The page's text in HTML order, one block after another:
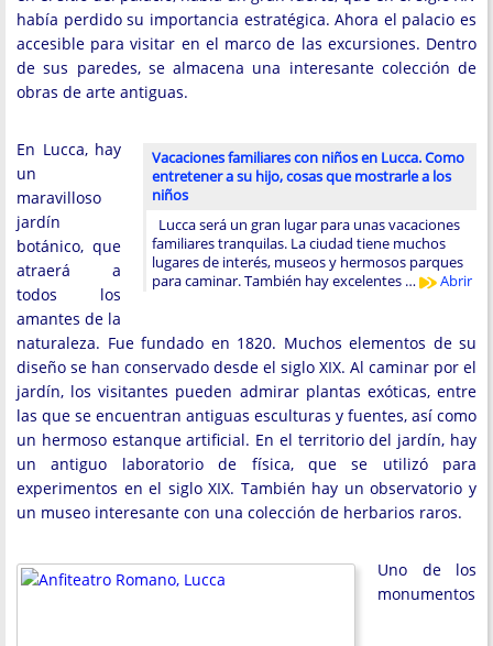
había perdido su importancia estratégica. Ahora el palacio es
accesible para visitar en el marco de las excursiones. Dentro
de sus paredes, se almacena una interesante colección de
obras de arte antiguas.
Vacaciones familiares con niños en Lucca. Como
entretener a su hijo, cosas que mostrarle a los
niños
Lucca será un gran lugar para unas vacaciones
familiares tranquilas. La ciudad tiene muchos
lugares de interés, museos y hermosos parques
para caminar. También hay excelentes …
Abrir
En Lucca, hay
un
maravilloso
jardín
botánico, que
atraerá a
todos los
amantes de la
naturaleza. Fue fundado en 1820. Muchos elementos de su
diseño se han conservado desde el siglo XIX. Al caminar por el
jardín, los visitantes pueden admirar plantas exóticas, entre
las que se encuentran antiguas esculturas y fuentes, así como
un hermoso estanque artificial. En el territorio del jardín, hay
un antiguo laboratorio de física, que se utilizó para
experimentos en el siglo XIX. También hay un observatorio y
un museo interesante con una colección de herbarios raros.
Uno de los
monumentos